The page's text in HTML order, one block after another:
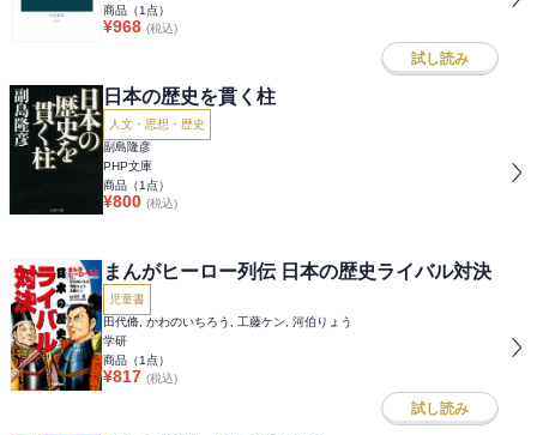
商品（1 点）
¥968 (税込)
試し読み
日本の歴史を貫く柱
人文・思想・歴史
副島隆彦
PHP文庫
商品（1 点）
¥800 (税込)
まんがヒーロー列伝 日本の歴史ライバル対決
児童書
田代脩, かわのいちろう, 工藤ケン, 河伯りょう
学研
商品（1 点）
¥817 (税込)
試し読み